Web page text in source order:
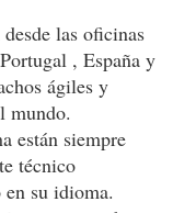
las oficinas
, España y
ágiles y
mundo.
están siempre
técnico
en su idioma.